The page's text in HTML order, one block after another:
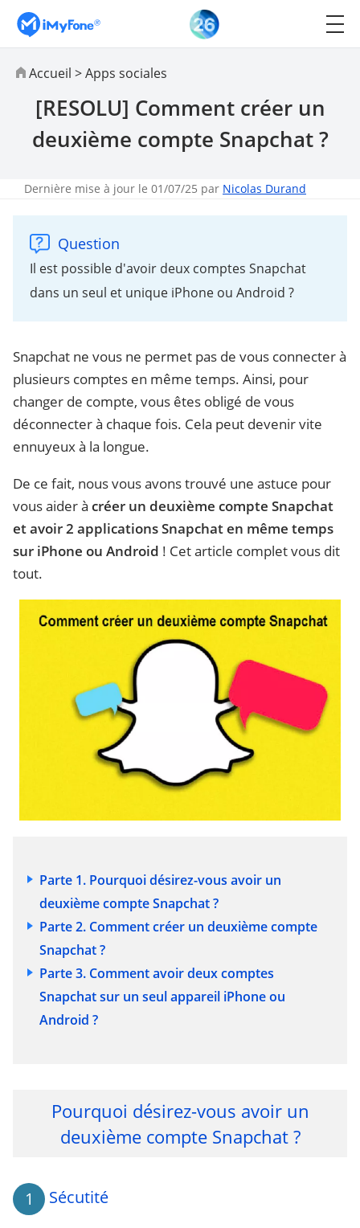
Accueil >Apps sociales
[RESOLU] Comment créer un
deuxième compte Snapchat ?
Dernière mise à jour le 01/07/25 par Nicolas Durand
Question
Il est possible d'avoir deux comptes Snapchat
dans un seul et unique iPhone ou Android ?
Snapchat ne vous ne permet pas de vous connecter à
plusieurs comptes en même temps. Ainsi, pour
changer de compte, vous êtes obligé de vous
déconnecter à chaque fois. Cela peut devenir vite
ennuyeux à la longue.
De ce fait, nous vous avons trouvé une astuce pour
vous aider à créer un deuxième compte Snapchat
et avoir 2 applications Snapchat en même temps
sur iPhone ou Android ! Cet article complet vous dit
tout.
Parte 1. Pourquoi désirez-vous avoir un
deuxième compte Snapchat ?
Parte 2. Comment créer un deuxième compte
Snapchat ?
Parte 3. Comment avoir deux comptes
Snapchat sur un seul appareil iPhone ou
Android ?
Pourquoi désirez-vous avoir un
deuxième compte Snapchat ?
1 Sécutité